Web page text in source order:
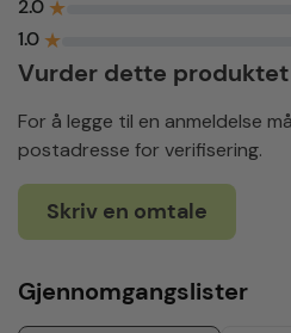
2.0 ★
1.0 ★
Vurder dette produktet
For å legge til en anmeldelse
postadresse for verifisering.
Skriv en omtale
Gjennomgangslister